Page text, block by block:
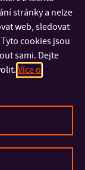
stránky a nelze
web, sledovat
cookies jsou
sami. Dejte
Více o